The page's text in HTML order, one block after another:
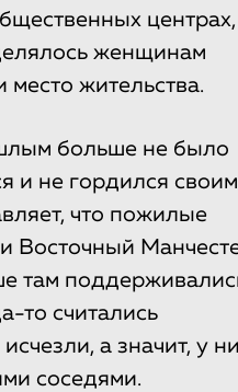
центрах,
женщинам
место жительства.
больше не было
и не гордился своим
что пожилые
Восточный
там
то считались
а значит, у
соседями.